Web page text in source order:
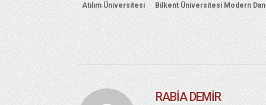
Atılım Üniversitesi Bilkent Üniversitesi Modern
RABIA DEMIR